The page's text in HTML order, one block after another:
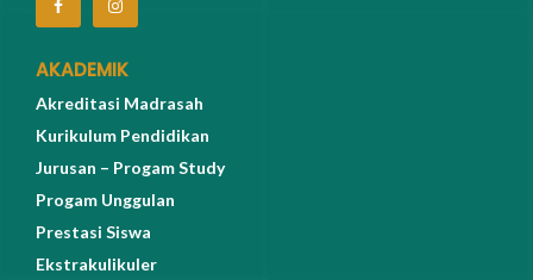
AKADEMIK
Akreditasi Madrasah
Kurikulum Pendidikan
Jurusan – Progam Study
Progam Unggulan
Prestasi Siswa
Ekstrakulikuler